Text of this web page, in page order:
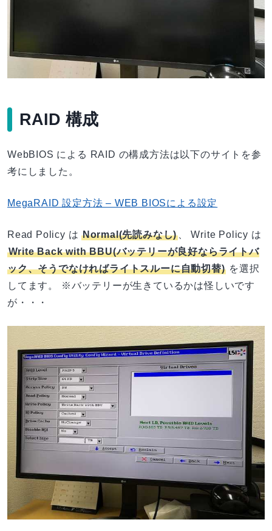
RAID 構成
WebBIOS による RAID の構成方法は以下のサイトを参
考にしました。
MegaRAID 設定方法 – WEB BIOSによる設定
Read Policy はNormal(先読みなし)、 Write Policy は
Write Back with BBU(バッテリーが良好ならライトバ
ック、そうでなければライトスルーに自動切替) を選択
してます。 ※バッテリーが生きているかは怪しいです
が・・・